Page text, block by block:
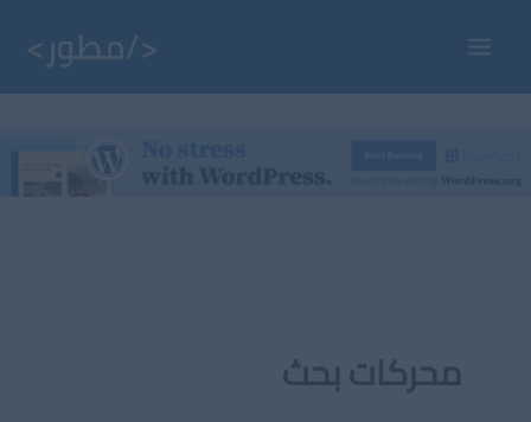
Main
محركات بحث